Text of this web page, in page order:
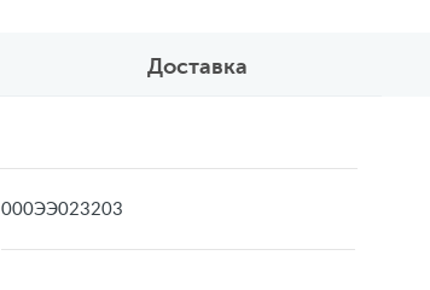
Доставка
000ЭЭ023203